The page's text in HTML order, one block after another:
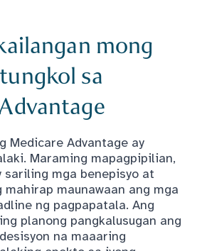
mong
sa
Medicare Advantage ay
Maraming mapagpipilian,
sariling mga benepisyo at
mahirap maunawaan ang mga
ng pagpapatala. Ang
planong pangkalusugan ang
na maaaring